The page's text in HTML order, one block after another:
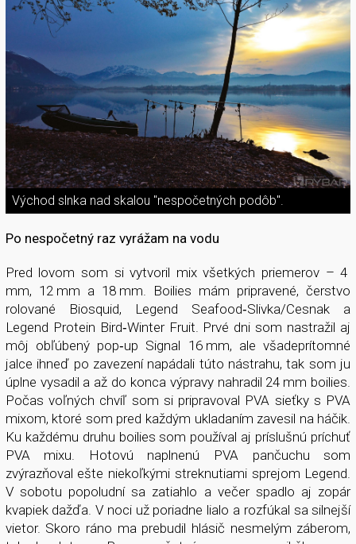
Východ slnka nad skalou "nespočetných podôb".
Po nespočetný raz vyrážam na vodu
Pred lovom som si vytvoril mix všetkých priemerov – 4
mm, 12 mm a 18 mm. Boilies mám pripravené, čerstvo
rolované Biosquid, Legend Seafood­‑Slivka/Cesnak a
Legend Protein Bird­‑Winter Fruit. Prvé dni som nastražil aj
môj obľúbený pop­‑up Signal 16 mm, ale všadeprítomné
jalce ihneď po zavezení napádali túto nástrahu, tak som ju
úplne vysadil a až do konca výpravy nahradil 24 mm boilies.
Počas voľných chvíľ som si pripravoval PVA sieťky s PVA
mixom, ktoré som pred každým ukladaním zavesil na háčik.
Ku každému druhu boilies som používal aj príslušnú príchuť
PVA mixu. Hotovú naplnenú PVA pančuchu som
zvýrazňoval ešte niekoľkými streknutiami sprejom Legend.
V sobotu popoludní sa zatiahlo a večer spadlo aj zopár
kvapiek dažďa. V noci už poriadne lialo a rozfúkal sa silnejší
vietor. Skoro ráno ma prebudil hlásič nesmelým záberom,